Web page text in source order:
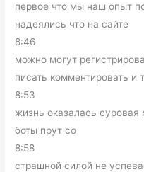
первое что мы наш опыт
надеялись что на сайте
8:46
можно могут
писать комментировать и
8:53
жизнь оказалась суровая
боты прут со
8:58
страшной силой не